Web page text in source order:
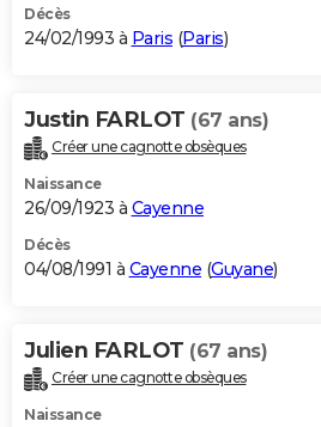
Décès
24/02/1993 à Paris (Paris)
Justin FARLOT (67 ans)
Créer une cagnotte obsèques
Naissance
26/09/1923 à Cayenne
Décès
04/08/1991 à Cayenne (Guyane)
Julien FARLOT (67 ans)
Créer une cagnotte obsèques
Naissance